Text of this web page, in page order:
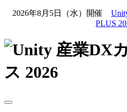
2026年8月5日（水）開催
PLUS